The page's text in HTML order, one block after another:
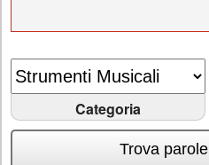
Categoria
Trova parole